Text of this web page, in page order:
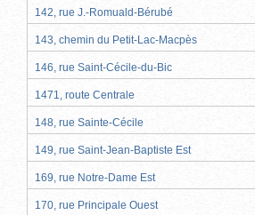
142, rue J.-Romuald-Bérubé
143, chemin du Petit-Lac-Macpès
146, rue Saint-Cécile-du-Bic
1471, route Centrale
148, rue Sainte-Cécile
149, rue Saint-Jean-Baptiste Est
169, rue Notre-Dame Est
170, rue Principale Ouest